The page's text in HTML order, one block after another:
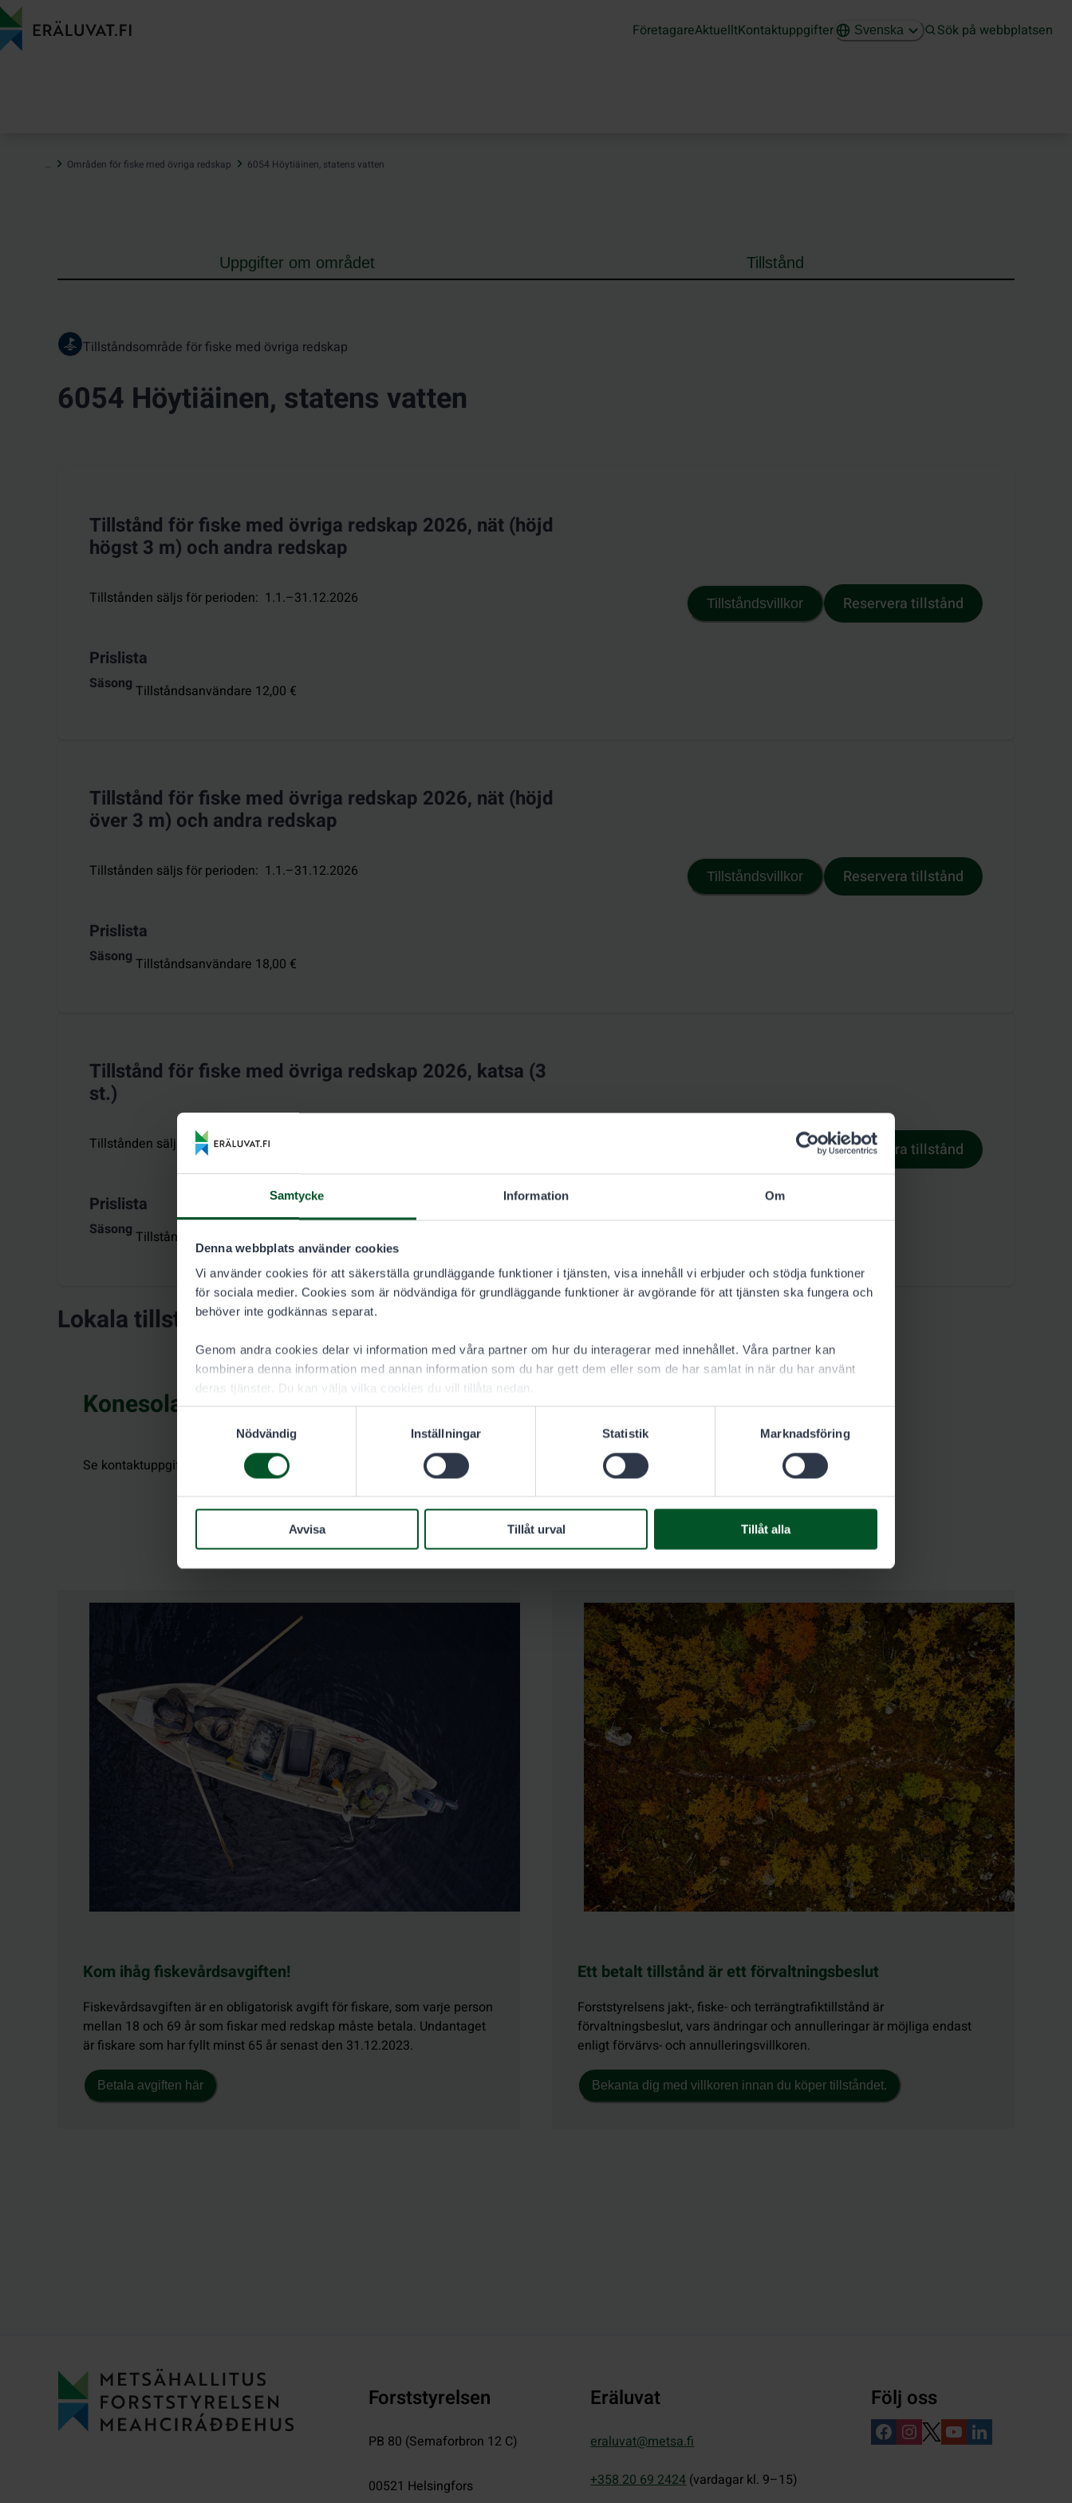
Samtycke Information Om
Denna webbplats använder cookies
Vi använder cookies för att säkerställa grundläggande funktioner i tjänsten, visa innehåll vi erbjuder och stödja funktioner
för sociala medier. Cookies som är nödvändiga för grundläggande funktioner är avgörande för att tjänsten ska fungera och
behöver inte godkännas separat.
Genom andra cookies delar vi information med våra partner om hur du interagerar med innehållet. Våra partner kan
kombinera denna information med annan information som du har gett dem eller som de har samlat in när du har använt
deras tjänster. Du kan välja vilka cookies du vill tillåta nedan.
Samtyckesval
Nödvändig
Inställningar Statistik Marknadsföring
Avvisa Tillåt urval Tillåt alla
Hoppa
till
innehåll
FöretagareAktuelltKontaktuppgifter Svenska Sök på webbplatsen
… Områden för fiske med övriga redskap 6054 Höytiäinen, statens vatten
Uppgifter om området Tillstånd
Tillståndsområde för fiske med övriga redskap
6054 Höytiäinen, statens vatten
Tillstånd för fiske med övriga redskap 2026, nät (höjd
högst 3 m) och andra redskap
Tillstånden säljs för perioden: 1.1.–31.12.2026
Prislista
Säsong Tillståndsanvändare 12,00 €
Tillståndsvillkor Reservera tillstånd
Tillstånd för fiske med övriga redskap 2026, nät (höjd
över 3 m) och andra redskap
Tillstånden säljs för perioden: 1.1.–31.12.2026
Prislista
Säsong Tillståndsanvändare 18,00 €
Tillståndsvillkor Reservera tillstånd
Tillstånd för fiske med övriga redskap 2026, katsa (3
st.)
Tillstånden säljs för perioden: 1.1.–31.12.2026
Prislista
Säsong Tillståndsanvändare 8,00 €
Tillståndsvillkor Reservera tillstånd
Lokala tillståndsförsäljare
Konesola Ky, Nurmes
Se kontaktuppgifter på facebook.com/konesola.
Kom ihåg fiskevårdsavgiften!
Fiskevårdsavgiften är en obligatorisk avgift för fiskare, som varje person
mellan 18 och 69 år som fiskar med redskap måste betala. Undantaget
är fiskare som har fyllt minst 65 år senast den 31.12.2023.
Betala avgiften här
Ett betalt tillstånd är ett förvaltningsbeslut
Forststyrelsens jakt-, fiske- och terrängtrafiktillstånd är
förvaltningsbeslut, vars ändringar och annulleringar är möjliga endast
enligt förvärvs- och annulleringsvillkoren.
Bekanta dig med villkoren innan du köper tillståndet.
Forststyrelsen
PB 80 (Semaforbron 12 C)
00521 Helsingfors
Eräluvat
eraluvat@metsa.fi
+358 20 69 2424(vardagar kl. 9–15)
Följ oss